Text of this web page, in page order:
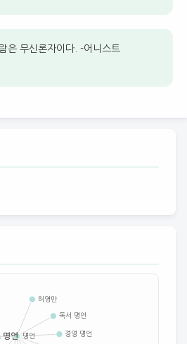
은 무신론자이다. -어니스트
경영 명언
독서 명언
명언
명언
허영만